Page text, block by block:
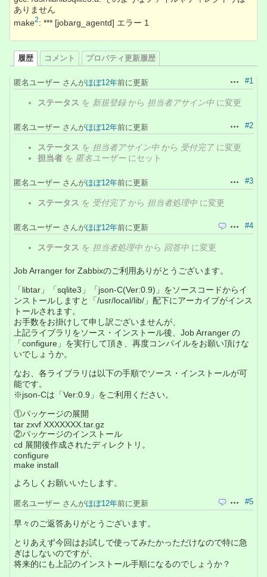
ありません
make2: *** [jobarg_agentd] エラー 1
履歴 コメント プロパティ更新履歴
操作#1
匿名ユーザー さんがほぼ12年前に更新
ステータス を 新規登録から 担当者アサイン中 に変更
操作#2
匿名ユーザー さんがほぼ12年前に更新
ステータス を 担当者アサイン中 から 受付完了 に変更
担当者 を 匿名ユーザー にセット
操作#3
匿名ユーザー さんがほぼ12年前に更新
ステータス を 受付完了 から 担当者処理中 に変更
引用 操作#4
匿名ユーザー さんがほぼ12年前に更新
ステータス を 担当者処理中 から 回答中 に変更
Job Arranger for Zabbixのご利用ありがとうございます。
「libtar」「sqlite3」「json-C(Ver:0.9)」をソースコードからイ
ンストールしますと「/usr/local/lib/」配下にアーカイブがインス
トールされます。
お手数をお掛けして申し訳ございませんが、
上記ライブラリをソース・インストール後、Job Arranger の
「configure」を実行して頂き、再度コンパイルをお願い頂けな
いでしょうか。
なお、各ライブラリは以下の手順でソース・インストールが可
能です。
※json-Cは「Ver:0.9」をご利用ください。
①パッケージの展開
tar zxvf XXXXXXX.tar.gz
②パッケージのインストール
cd 展開後作成されたディレクトリ。
configure
make install
よろしくお願いいたします。
引用 操作#5
匿名ユーザー さんがほぼ12年前に更新
早々のご返答ありがとうございます。
とりあえず今回はお試しで使ってみたかっただけなので特に急
ぎはしないのですが、
将来的にも上記のインストール手順になるのでしょうか？